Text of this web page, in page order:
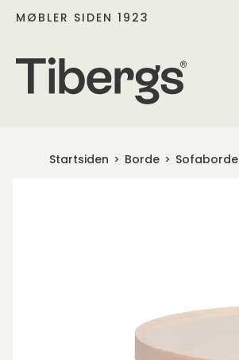
MØBLER SIDEN 1923
Startsiden Borde Sofaborde